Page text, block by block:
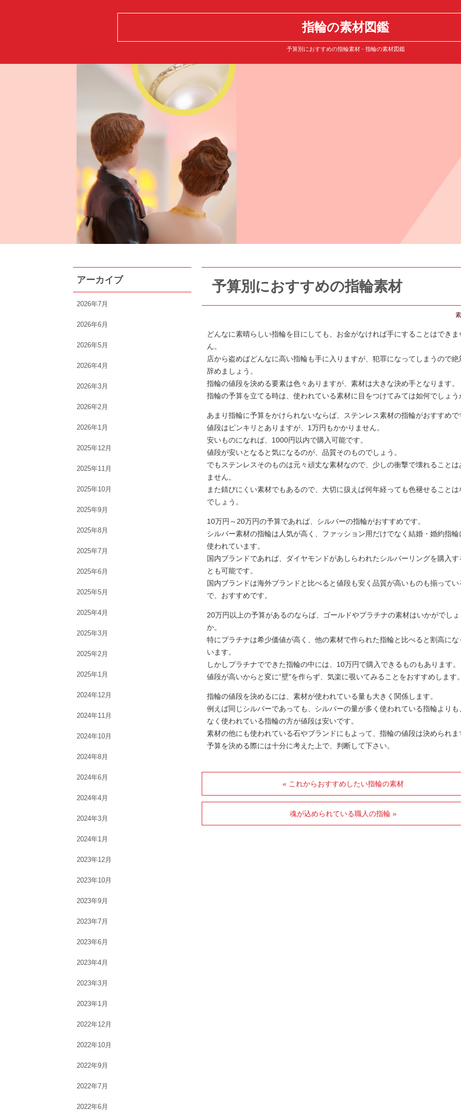
指輪の素材図鑑
予算別におすすめの指輪素材 - 指輪の素材図鑑
予算別におすすめの指輪素材
どんなに素晴らしい指輪を目にしても、お金がなければ手にすることはできま
ん。
店から盗めばどんなに高い指輪も手に入りますが、犯罪になってしまうので絶
辞めましょう。
指輪の値段を決める要素は色々ありますが、素材は大きな決め手となります。
指輪の予算を立てる時は、使われている素材に目をつけてみては如何でしょう
あまり指輪に予算をかけられないならば、ステンレス素材の指輪がおすすめで
値段はピンキリとありますが、1万円もかかりません。
安いものになれば、1000円以内で購入可能です。
値段が安いとなると気になるのが、品質そのものでしょう。
でもステンレスそのものは元々頑丈な素材なので、少しの衝撃で壊れることは
ません。
また錆びにくい素材でもあるので、大切に扱えば何年経っても色褪せることは
でしょう。
10万円～20万円の予算であれば、シルバーの指輪がおすすめです。
シルバー素材の指輪は人気が高く、ファッション用だけでなく結婚・婚約指輪
使われています。
国内ブランドであれば、ダイヤモンドがあしらわれたシルバーリングを購入す
とも可能です。
国内ブランドは海外ブランドと比べると値段も安く品質が高いものも揃ってい
で、おすすめです。
20万円以上の予算があるのならば、ゴールドやプラチナの素材はいかがでしょ
か。
特にプラチナは希少価値が高く、他の素材で作られた指輪と比べると割高にな
います。
しかしプラチナでできた指輪の中には、10万円で購入できるものもあります。
値段が高いからと変に“壁"を作らず、気楽に覗いてみることをおすすめします。
指輪の値段を決めるには、素材が使われている量も大きく関係します。
例えば同じシルバーであっても、シルバーの量が多く使われている指輪よりも
なく使われている指輪の方が値段は安いです。
素材の他にも使われている石やブランドにもよって、指輪の値段は決められま
予算を決める際には十分に考えた上で、判断して下さい。
« これからおすすめしたい指輪の素材
魂が込められている職人の指輪 »
アーカイブ
2026年7月
2026年6月
2026年5月
2026年4月
2026年3月
2026年2月
2026年1月
2025年12月
2025年11月
2025年10月
2025年9月
2025年8月
2025年7月
2025年6月
2025年5月
2025年4月
2025年3月
2025年2月
2025年1月
2024年12月
2024年11月
2024年10月
2024年8月
2024年6月
2024年4月
2024年3月
2024年1月
2023年12月
2023年10月
2023年9月
2023年7月
2023年6月
2023年4月
2023年3月
2023年1月
2022年12月
2022年10月
2022年9月
2022年7月
2022年6月